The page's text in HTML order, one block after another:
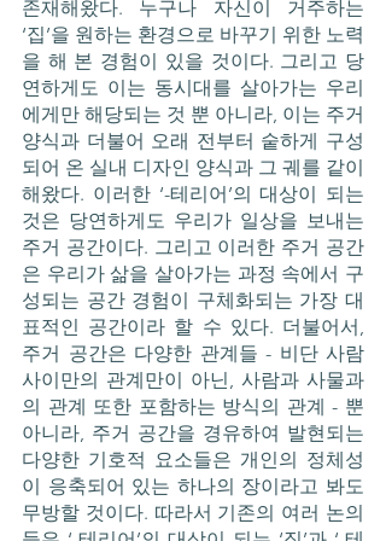
존재해왔다. 누구나 자신이 거주하는
‘집’을 원하는 환경으로 바꾸기 위한 노력
을 해 본 경험이 있을 것이다. 그리고 당
연하게도 이는 동시대를 살아가는 우리
에게만 해당되는 것 뿐 아니라, 이는 주거
양식과 더불어 오래 전부터 숱하게 구성
되어 온 실내 디자인 양식과 그 궤를 같이
해왔다. 이러한 ‘-테리어’의 대상이 되는
것은 당연하게도 우리가 일상을 보내는
주거 공간이다. 그리고 이러한 주거 공간
은 우리가 삶을 살아가는 과정 속에서 구
성되는 공간 경험이 구체화되는 가장 대
표적인 공간이라 할 수 있다. 더불어서,
주거 공간은 다양한 관계들 - 비단 사람
사이만의 관계만이 아닌, 사람과 사물과
의 관계 또한 포함하는 방식의 관계 - 뿐
아니라, 주거 공간을 경유하여 발현되는
다양한 기호적 요소들은 개인의 정체성
이 응축되어 있는 하나의 장이라고 봐도
무방할 것이다. 따라서 기존의 여러 논의